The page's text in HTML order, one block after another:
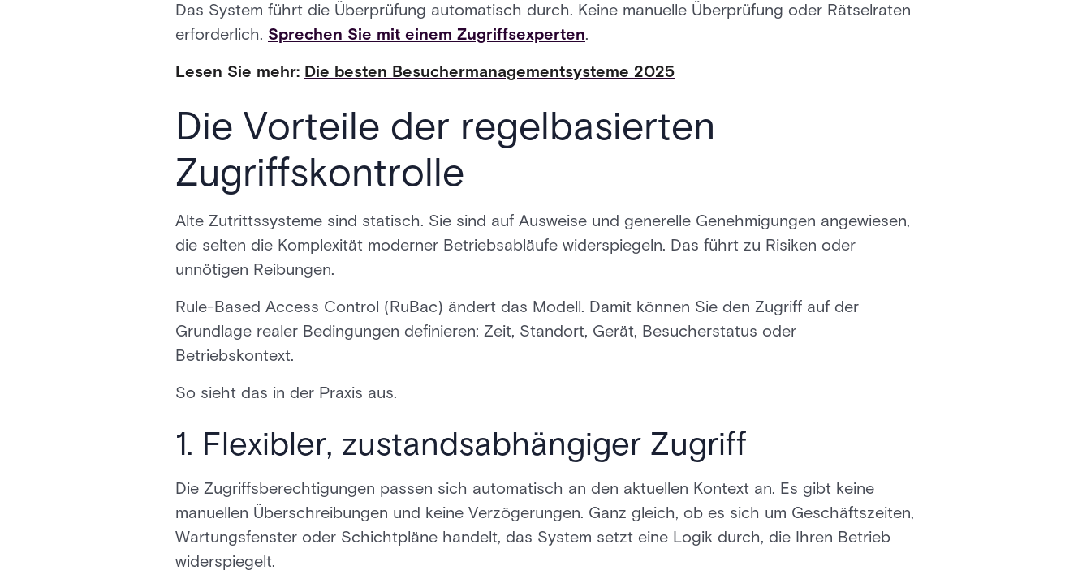
Das System führt die Überprüfung automatisch durch. Keine manuelle Überprüfung oder Rätselraten
erforderlich. Sprechen Sie mit einem Zugriffsexperten.
Lesen Sie mehr: Die besten Besuchermanagementsysteme 2025
Die Vorteile der regelbasierten
Zugriffskontrolle
Alte Zutrittssysteme sind statisch. Sie sind auf Ausweise und generelle Genehmigungen angewiesen,
die selten die Komplexität moderner Betriebsabläufe widerspiegeln. Das führt zu Risiken oder
unnötigen Reibungen.
Rule-Based Access Control (RuBac) ändert das Modell. Damit können Sie den Zugriff auf der
Grundlage realer Bedingungen definieren: Zeit, Standort, Gerät, Besucherstatus oder
Betriebskontext.
So sieht das in der Praxis aus.
1. Flexibler, zustandsabhängiger Zugriff
Die Zugriffsberechtigungen passen sich automatisch an den aktuellen Kontext an. Es gibt keine
manuellen Überschreibungen und keine Verzögerungen. Ganz gleich, ob es sich um Geschäftszeiten,
Wartungsfenster oder Schichtpläne handelt, das System setzt eine Logik durch, die Ihren Betrieb
widerspiegelt.